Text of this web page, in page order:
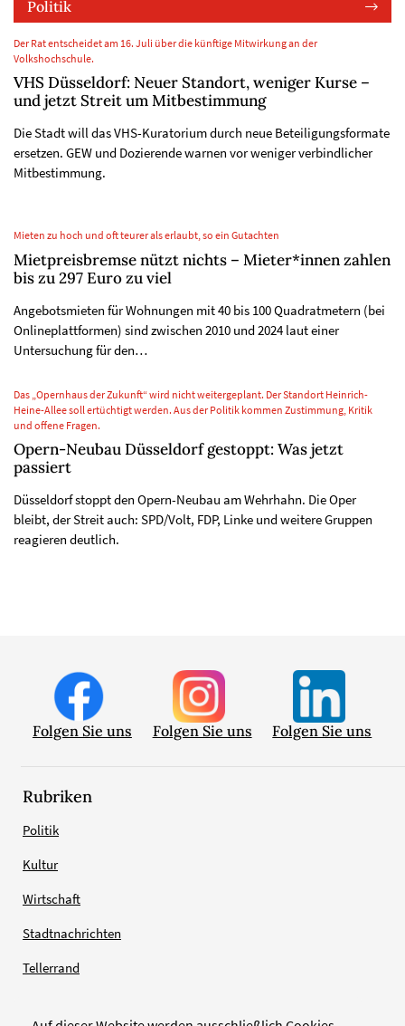
Politik
Der Rat entscheidet am 16. Juli über die künftige Mitwirkung an der
Volkshochschule.
VHS Düsseldorf: Neuer Standort, weniger Kurse –
und jetzt Streit um Mitbestimmung
Die Stadt will das VHS-Kuratorium durch neue Beteiligungsformate
ersetzen. GEW und Dozierende warnen vor weniger verbindlicher
Mitbestimmung.
Mieten zu hoch und oft teurer als erlaubt, so ein Gutachten
Mietpreisbremse nützt nichts – Mieter*innen zahlen
bis zu 297 Euro zu viel
Angebotsmieten für Wohnungen mit 40 bis 100 Quadratmetern (bei
Onlineplattformen) sind zwischen 2010 und 2024 laut einer
Untersuchung für den…
Das „Opernhaus der Zukunft“ wird nicht weitergeplant. Der Standort Heinrich-
Heine-Allee soll ertüchtigt werden. Aus der Politik kommen Zustimmung, Kritik
und offene Fragen.
Opern-Neubau Düsseldorf gestoppt: Was jetzt
passiert
Düsseldorf stoppt den Opern-Neubau am Wehrhahn. Die Oper
bleibt, der Streit auch: SPD/Volt, FDP, Linke und weitere Gruppen
reagieren deutlich.
Folgen Sie uns Folgen Sie uns Folgen Sie uns
Rubriken
Politik
Kultur
Wirtschaft
Stadtnachrichten
Tellerrand